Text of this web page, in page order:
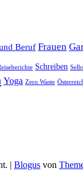
Beruf Frauen
Schreiben
Yoga Zero Waste
| Blogus von